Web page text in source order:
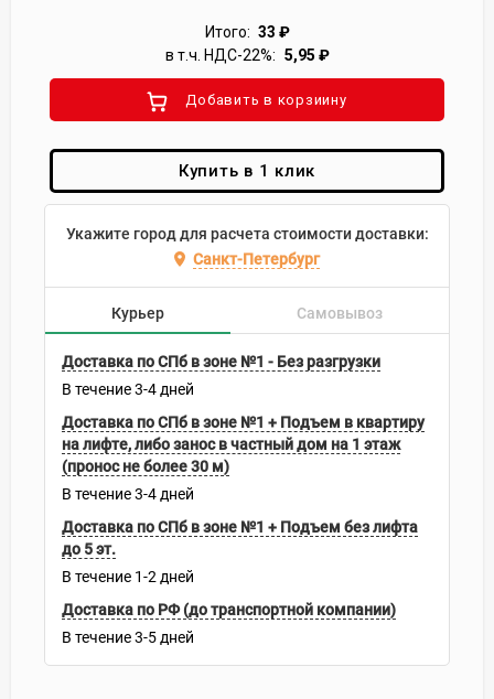
Итого: 33 ₽
в т.ч. НДС-22%: 5,95 ₽
Добавить в корзиину
Купить в 1 клик
Укажите город для расчета стоимости доставки:
Санкт-Петербург
Курьер Самовывоз
Доставка по СПб в зоне №1 - Без разгрузки
В течение3-4 дней
Доставка по СПб в зоне №1 + Подъем в квартиру
на лифте, либо занос в частный дом на 1 этаж
(пронос не более 30 м)
В течение3-4 дней
Доставка по СПб в зоне №1 + Подъем без лифта
до 5 эт.
В течение 1-2 дней
Доставка по РФ (до транспортной компании)
В течение3-5 дней